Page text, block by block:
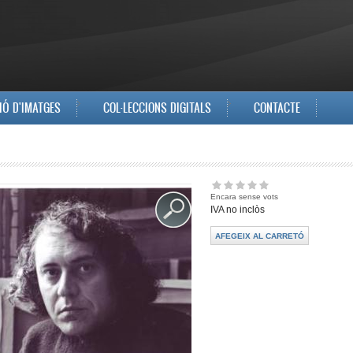
D'IMATGES COL·LECCIONS DIGITALS CONTACTE
Encara sense vots
IVA no inclòs